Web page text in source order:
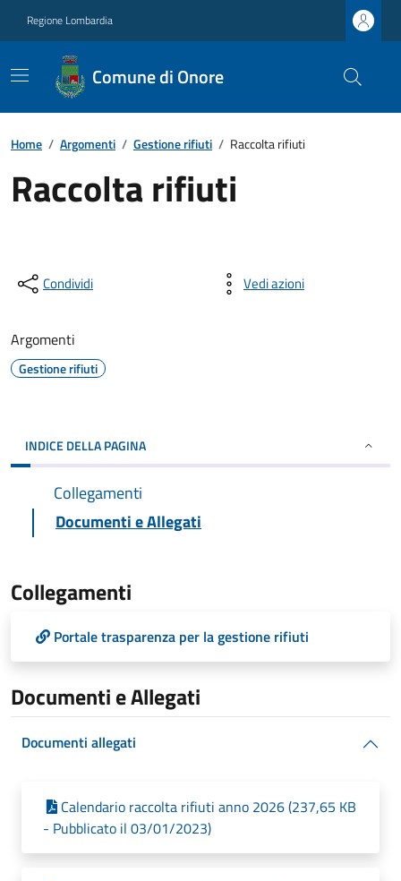
Regione Lombardia
Comune di Onore
Home / Argomenti / Gestione rifiuti / Raccolta rifiuti
Raccolta rifiuti
Condividi Vedi azioni
Argomenti
Gestione rifiuti
INDICE DELLA PAGINA
Collegamenti
Documenti e Allegati
Collegamenti
Portale trasparenza per la gestione rifiuti
Documenti e Allegati
Documenti allegati
Calendario raccolta rifiuti anno 2026 (237,65 KB
- Pubblicato il 03/01/2023)